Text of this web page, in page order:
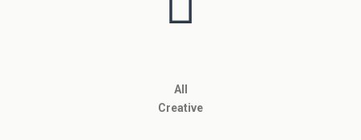
All
Creative